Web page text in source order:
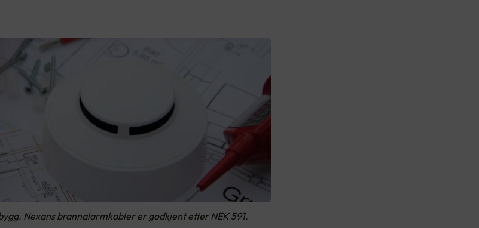
Nexans brannalarmkabler er godkjent etter NEK 591.